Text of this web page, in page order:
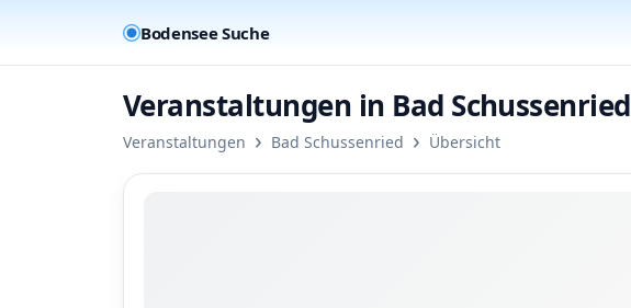
Bodensee Suche
Veranstaltungen in Bad Schussenried
Veranstaltungen › Bad Schussenried › Übersicht